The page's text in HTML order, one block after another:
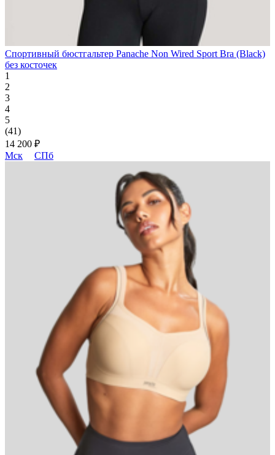
Спортивный бюстгальтер Panache Non Wired Sport Bra (Black)
без косточек
1
2
3
4
5
(41)
14 200 ₽
Мск
СПб